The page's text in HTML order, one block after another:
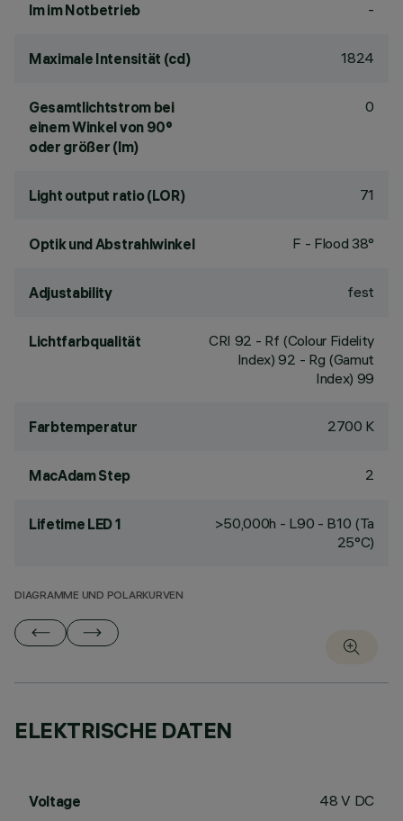
lm im Notbetrieb -
Maximale Intensität (cd) 1824
Gesamtlichtstrom bei
einem Winkel von 90°
oder größer (lm)
0
Light output ratio (LOR) 71
Optik und Abstrahlwinkel F - Flood 38°
Adjustability fest
Lichtfarbqualität CRI 92 - Rf (Colour Fidelity
Index) 92 - Rg (Gamut
Index) 99
Farbtemperatur 2700 K
MacAdam Step 2
Lifetime LED 1
>50,000h - L90 - B10 (Ta
25°C)
DIAGRAMME UND POLARKURVEN
ELEKTRISCHE DATEN
Voltage 48 V DC